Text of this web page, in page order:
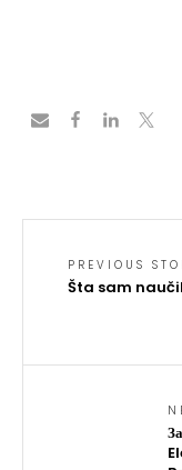
PREVIOUS
Šta sam